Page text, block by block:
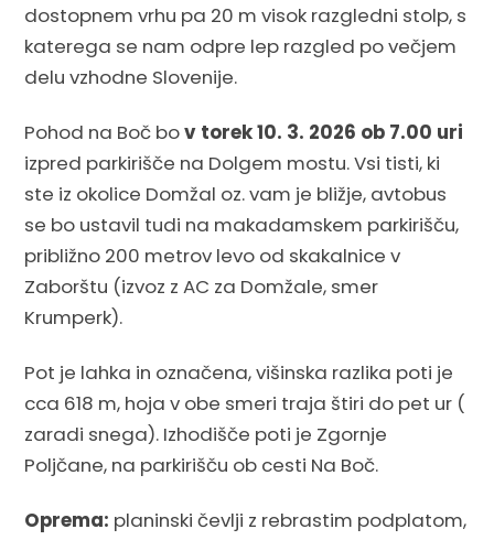
dostopnem vrhu pa 20 m visok razgledni stolp, s
katerega se nam odpre lep razgled po večjem
delu vzhodne Slovenije.
Pohod na Boč bov torek 10. 3. 2026 ob 7.00 uri
izpred parkirišče na Dolgem mostu. Vsi tisti, ki
ste iz okolice Domžal oz. vam je bližje, avtobus
se bo ustavil tudi na makadamskem parkirišču,
približno 200 metrov levo od skakalnice v
Zaborštu (izvoz z AC za Domžale, smer
Krumperk).
Pot je lahka in označena, višinska razlika poti je
cca 618 m, hoja v obe smeri traja štiri do pet ur (
zaradi snega). Izhodišče poti je Zgornje
Poljčane, na parkirišču ob cesti Na Boč.
Oprema: planinski čevlji z rebrastim podplatom,